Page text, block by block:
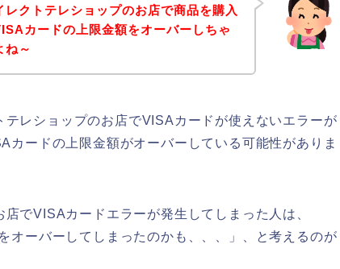
レクトテレショップのお店で商品を購入
カードの上限金額をオーバーしちゃ
ね～
レショップのお店でVISAカードが使えないエラーが
カードの上限金額がオーバーしている可能性がありま
でVISAカードエラーが発生してしまった人は、
オーバーしてしまったのかも、、、」、と考えるのが